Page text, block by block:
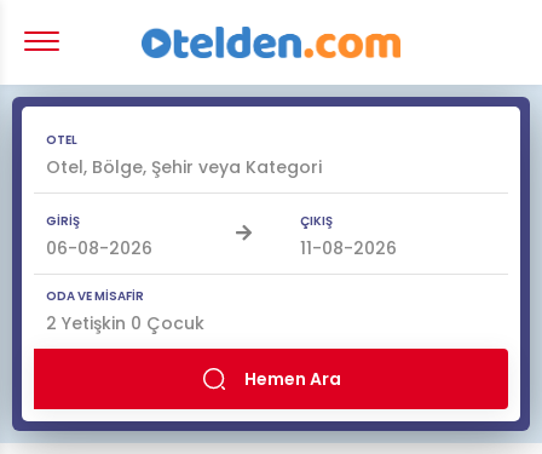
OTEL
GİRİŞ ÇIKIŞ
ODA VE MİSAFİR
2 Yetişkin 0 Çocuk
Hemen Ara